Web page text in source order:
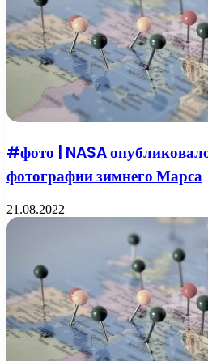
#фото | NASA
фотографии зимнего Марса
21.08.2022